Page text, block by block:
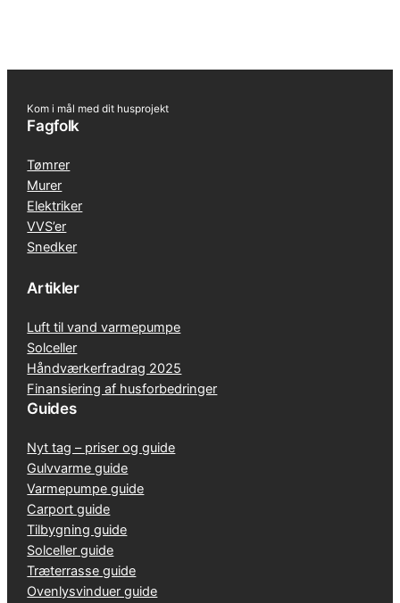
Kom i mål med dit husprojekt
Fagfolk
Tømrer
Murer
Elektriker
VVS’er
Snedker
Artikler
Luft til vand varmepumpe
Solceller
Håndværkerfradrag 2025
Finansiering af husforbedringer
Guides
Nyt tag – priser og guide
Gulvvarme guide
Varmepumpe guide
Carport guide
Tilbygning guide
Solceller guide
Træterrasse guide
Ovenlysvinduer guide